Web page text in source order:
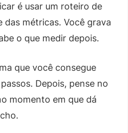
é usar um roteiro de
das métricas. Você grava
o que medir depois.
que você consegue
Depois, pense no
momento em que dá